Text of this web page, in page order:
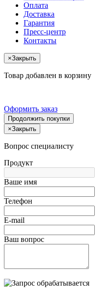
Оплата
Доставка
Гарантия
Пресс-центр
Контакты
×Закрыть
Товар добавлен в корзину
Оформить заказ
Продолжить покупки
×Закрыть
Вопрос специалисту
Продукт
Ваше имя
Телефон
E-mail
Ваш вопрос